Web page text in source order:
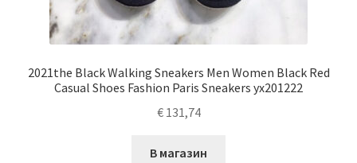
2021the Black Walking Sneakers Men Women Black Red
Casual Shoes Fashion Paris Sneakers yx201222
€131,74
В магазин